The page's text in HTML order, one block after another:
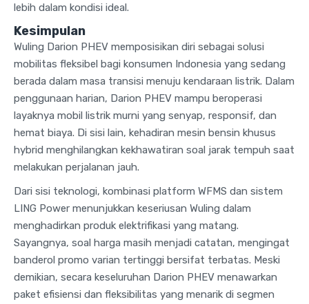
lebih dalam kondisi ideal.
Kesimpulan
Wuling Darion PHEV memposisikan diri sebagai solusi
mobilitas fleksibel bagi konsumen Indonesia yang sedang
berada dalam masa transisi menuju kendaraan listrik. Dalam
penggunaan harian, Darion PHEV mampu beroperasi
layaknya mobil listrik murni yang senyap, responsif, dan
hemat biaya. Di sisi lain, kehadiran mesin bensin khusus
hybrid menghilangkan kekhawatiran soal jarak tempuh saat
melakukan perjalanan jauh.
Dari sisi teknologi, kombinasi platform WFMS dan sistem
LING Power menunjukkan keseriusan Wuling dalam
menghadirkan produk elektrifikasi yang matang.
Sayangnya, soal harga masih menjadi catatan, mengingat
banderol promo varian tertinggi bersifat terbatas. Meski
demikian, secara keseluruhan Darion PHEV menawarkan
paket efisiensi dan fleksibilitas yang menarik di segmen